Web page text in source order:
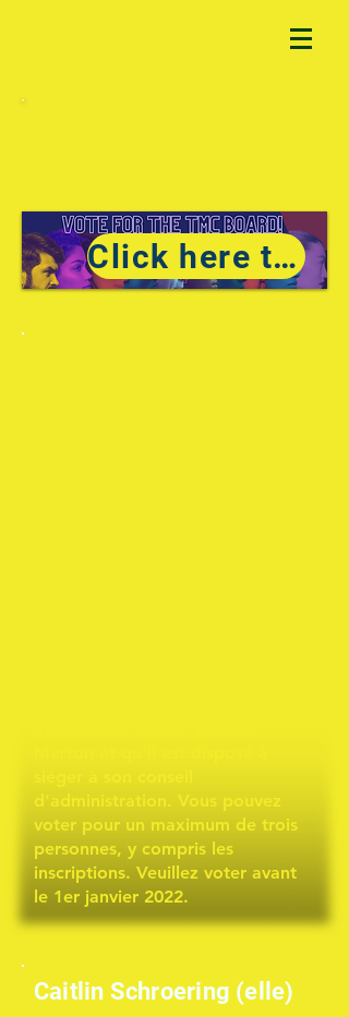
Click here to vote!
voter pour un maximum de trois
personnes, y compris les
inscriptions. Veuillez voter avant
le 1er janvier 2022.
Caitlin Schroering (elle)